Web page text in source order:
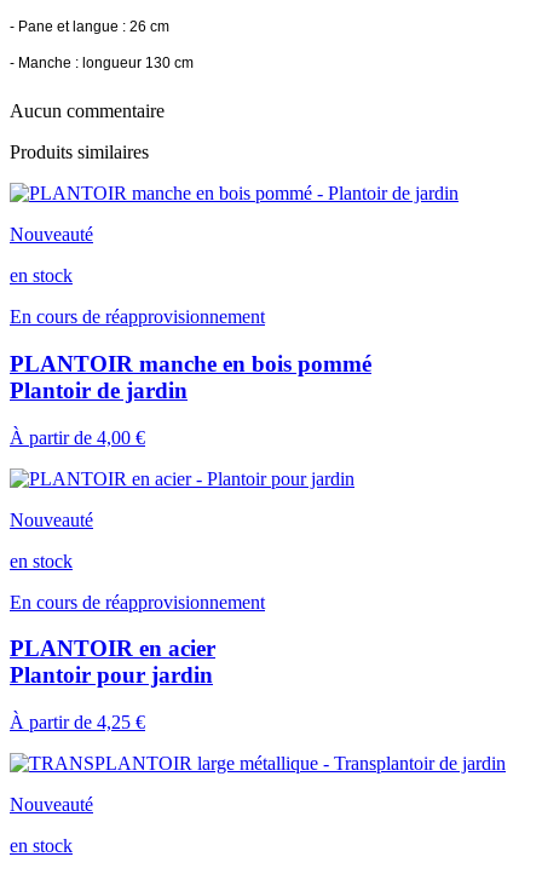
- Pane et langue : 26 cm
- Manche : longueur 130 cm
Aucun commentaire
Produits similaires
Nouveauté
en stock
En cours de réapprovisionnement
PLANTOIR manche en bois pommé
Plantoir de jardin
À partir de 4,00 €
Nouveauté
en stock
En cours de réapprovisionnement
PLANTOIR en acier
Plantoir pour jardin
À partir de 4,25 €
Nouveauté
en stock